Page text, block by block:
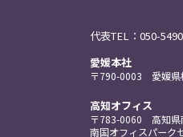
代表TEL： 050-
愛媛本社
〒790-0003 愛媛
高知オフィス
〒783-0060 高知
南国オフィスパーク